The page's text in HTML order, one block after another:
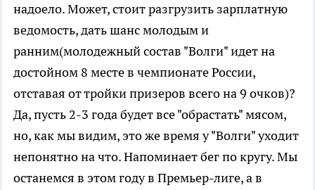
надоело. Может, стоит разгрузить зарплатную
ведомость, дать шанс молодым и
ранним(молодежный состав "Волги" идет на
достойном 8 месте в чемпионате России,
отставая от тройки призеров всего на 9 очков)?
Да, пусть 2-3 года будет все "обрастать" мясом,
но, как мы видим, это же время у "Волги" уходит
непонятно на что. Напоминает бег по кругу. Мы
останемся в этом году в Премьер-лиге, а в